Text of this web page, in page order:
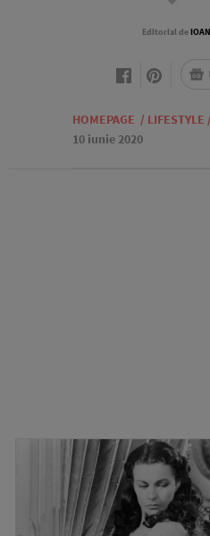
Editorial de
HOMEPAGE / LIFESTYLE /
10 iunie 2020